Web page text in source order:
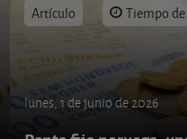
Artículo Tiempo
lunes, 1 de junio de 2026